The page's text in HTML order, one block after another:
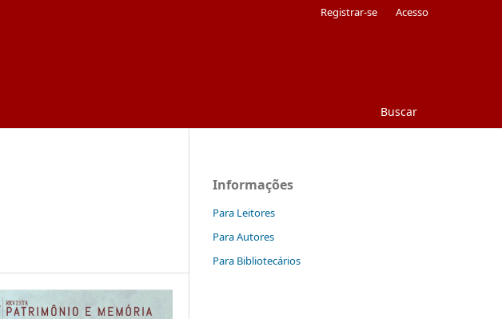
Buscar
Registrar-se Acesso
Informações
Para Leitores
Para Autores
Para Bibliotecários